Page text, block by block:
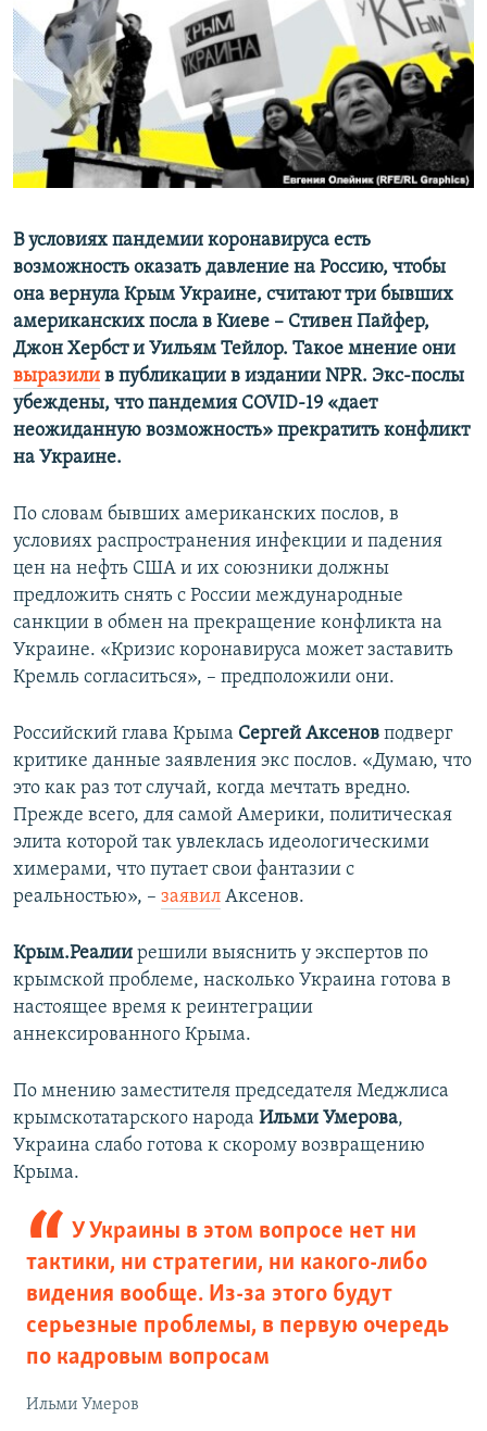
ПОБЕДИТЕЛЕЙ НЕ СУДЯТ?
КРЫМ.НЕПОКОРЕННЫЙ
ELIFBE
УКРАИНСКАЯ ПРОБЛЕМА КРЫМА
ПРИСОЕДИНЯЙТЕСЬ!
Все сайты RFE/RL
В условиях пандемии коронавируса есть
возможность оказать давление на Россию, чтобы
она вернула Крым Украине, считают три бывших
американских посла в Киеве – Стивен Пайфер,
Джон Хербст и Уильям Тейлор. Такое мнение они
выразили в публикации в издании NPR. Экс-послы
убеждены, что пандемия COVID-19 «дает
неожиданную возможность» прекратить конфликт
на Украине.
По словам бывших американских послов, в
условиях распространения инфекции и падения
цен на нефть США и их союзники должны
предложить снять с России международные
санкции в обмен на прекращение конфликта на
Украине. «Кризис коронавируса может заставить
Кремль согласиться», – предположили они.
Российский глава Крыма Сергей Аксенов подверг
критике данные заявления экс послов. «Думаю, что
это как раз тот случай, когда мечтать вредно.
Прежде всего, для самой Америки, политическая
элита которой так увлеклась идеологическими
химерами, что путает свои фантазии с
реальностью», – заявил Аксенов.
Крым.Реалии решили выяснить у экспертов по
крымской проблеме, насколько Украина готова в
настоящее время к реинтеграции
аннексированного Крыма.
По мнению заместителя председателя Меджлиса
крымскотатарского народа Ильми Умерова,
Украина слабо готова к скорому возвращению
Крыма.
У Украины в этом вопросе нет ни
тактики, ни стратегии, ни какого-либо
видения вообще. Из-за этого будут
серьезные проблемы, в первую очередь
по кадровым вопросам
Ильми Умеров